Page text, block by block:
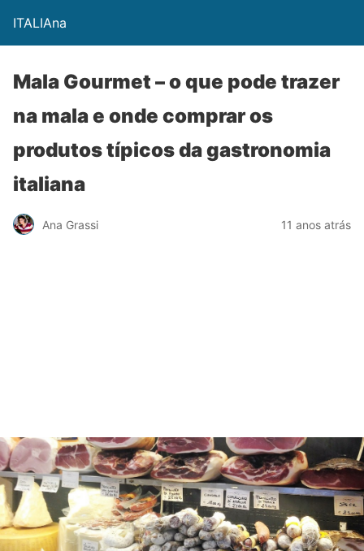
ITALIAna
Mala Gourmet – o que pode trazer
na mala e onde comprar os
produtos típicos da gastronomia
italiana
Ana Grassi 11 anos atrás